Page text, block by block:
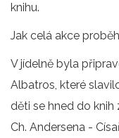
knihu.
Jak celá akce
V jídelně byla
Albatros, které
děti se hned do knih
Ch. Andersena -